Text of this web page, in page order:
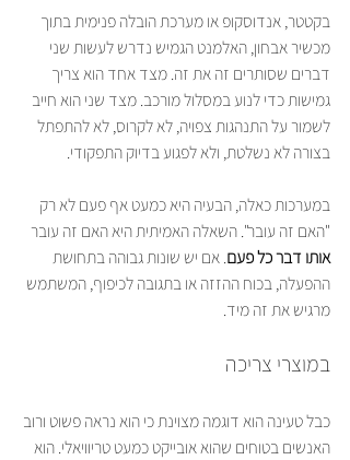
בקטטר, אנדוסקופ או מערכת הובלה פנימית בתוך
מכשיר אבחון, האלמנט הגמיש נדרש לעשות שני
דברים שסותרים זה את זה. מצד אחד הוא צריך
גמישות כדי לנוע במסלול מורכב. מצד שני הוא חייב
לשמור על התנהגות צפויה, לא לקרוס, לא להתפתל
בצורה לא נשלטת, ולא לפגוע בדיוק התפקודי.
במערכות כאלה, הבעיה היא כמעט אף פעם לא רק
"האם זה עובר". השאלה האמיתית היא האם זה עובר
אותו דבר כל פעם. אם יש שונות גבוהה בתחושת
ההפעלה, בכוח ההזזה או בתגובה לכיפוף, המשתמש
מרגיש את זה מיד.
במוצרי צריכה
כבל טעינה הוא דוגמה מצוינת כי הוא נראה פשוט ורוב
האנשים בטוחים שהוא אובייקט כמעט טריוויאלי. הוא